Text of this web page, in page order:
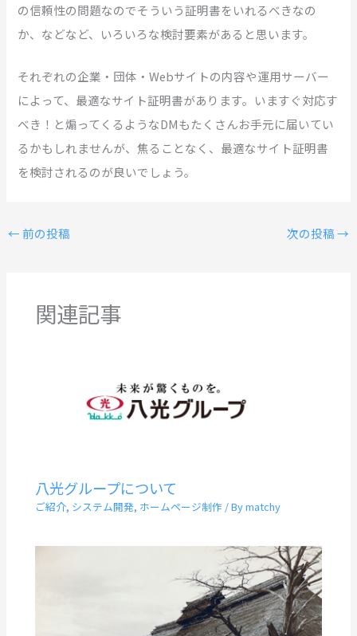
の信頼性の問題なのでそういう証明書をいれるべきなの
か、などなど、いろいろな検討要素があると思います。
それぞれの企業・団体・Webサイトの内容や運用サーバー
によって、最適なサイト証明書があります。いますぐ対応す
べき！と煽ってくるようなDMもたくさんお手元に届いてい
るかもしれませんが、焦ることなく、最適なサイト証明書
を検討されるのが良いでしょう。
← 前の投稿 次の投稿→
関連記事
八光グループについて
ご紹介, システム開発, ホームページ制作 / Bymatchy